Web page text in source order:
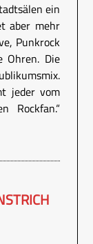
ein
aber mehr
Punkrock
Ohren. Die
jeder vom
Rockfan.“